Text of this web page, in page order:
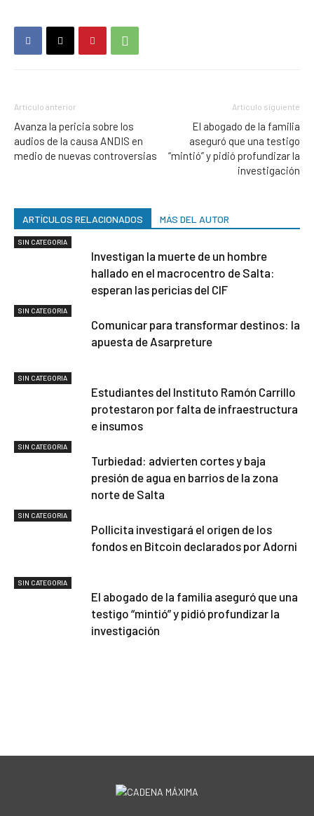
Artículo anterior
Avanza la pericia sobre los
audios de la causa ANDIS en
medio de nuevas controversias
Artículo siguiente
El abogado de la familia
aseguró que una testigo
“mintió” y pidió profundizar la
investigación
ARTÍCULOS RELACIONADOS MÁS DEL AUTOR
SIN CATEGORIA
Investigan la muerte de un hombre
hallado en el macrocentro de Salta:
esperan las pericias del CIF
SIN CATEGORIA
Comunicar para transformar destinos: la
apuesta de Asarpreture
SIN CATEGORIA
Estudiantes del Instituto Ramón Carrillo
protestaron por falta de infraestructura
e insumos
SIN CATEGORIA
Turbiedad: advierten cortes y baja
presión de agua en barrios de la zona
norte de Salta
SIN CATEGORIA
Pollicita investigará el origen de los
fondos en Bitcoin declarados por Adorni
SIN CATEGORIA
El abogado de la familia aseguró que una
testigo “mintió” y pidió profundizar la
investigación